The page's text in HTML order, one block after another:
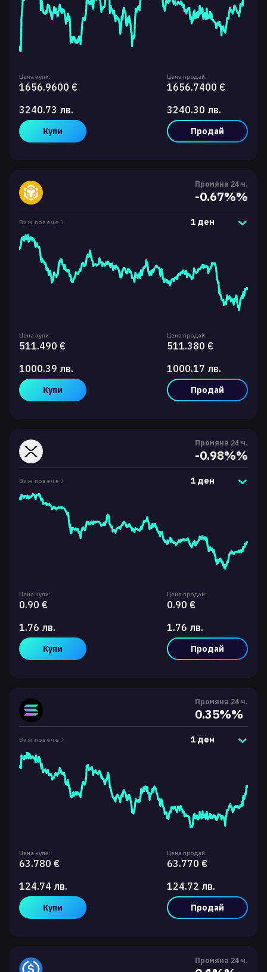
Цена купи:
1656.9600 €
3240.73 лв.
Купи
Цена продай:
1656.7400 €
3240.30 лв.
Продай
Промяна 24 ч.
-0.67%%
Виж повече 1 ден
Цена купи:
511.490 €
1000.39 лв.
Купи
Цена продай:
511.380 €
1000.17 лв.
Продай
Промяна 24 ч.
-0.98%%
Виж повече 1 ден
Цена купи:
0.90 €
1.76 лв.
Купи
Цена продай:
0.90 €
1.76 лв.
Продай
Промяна 24 ч.
0.35%%
Виж повече 1 ден
Цена купи:
63.780 €
124.74 лв.
Купи
Цена продай:
63.770 €
124.72 лв.
Продай
Промяна 24 ч.